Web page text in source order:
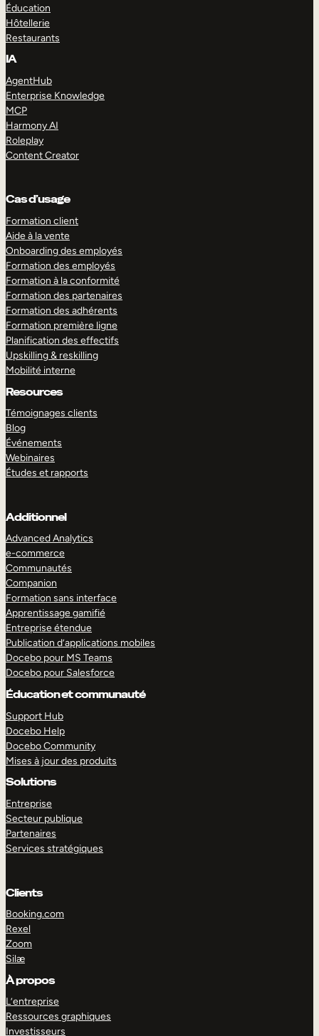
Éducation
Hôtellerie
Restaurants
IA
AgentHub
Enterprise Knowledge
MCP
Harmony AI
Roleplay
Content Creator
Cas d’usage
Formation client
Aide à la vente
Onboarding des employés
Formation des employés
Formation à la conformité
Formation des partenaires
Formation des adhérents
Formation première ligne
Planification des effectifs
Upskilling & reskilling
Mobilité interne
Resources
Témoignages clients
Blog
Événements
Webinaires
Études et rapports
Additionnel
Advanced Analytics
e-commerce
Communautés
Companion
Formation sans interface
Apprentissage gamifié
Entreprise étendue
Publication d’applications mobiles
Docebo pour MS Teams
Docebo pour Salesforce
Éducation et communauté
Support Hub
Docebo Help
Docebo Community
Mises à jour des produits
Solutions
Entreprise
Secteur publique
Partenaires
Services stratégiques
Clients
Booking.com
Rexel
Zoom
Silæ
À propos
L’entreprise
Ressources graphiques
Investisseurs